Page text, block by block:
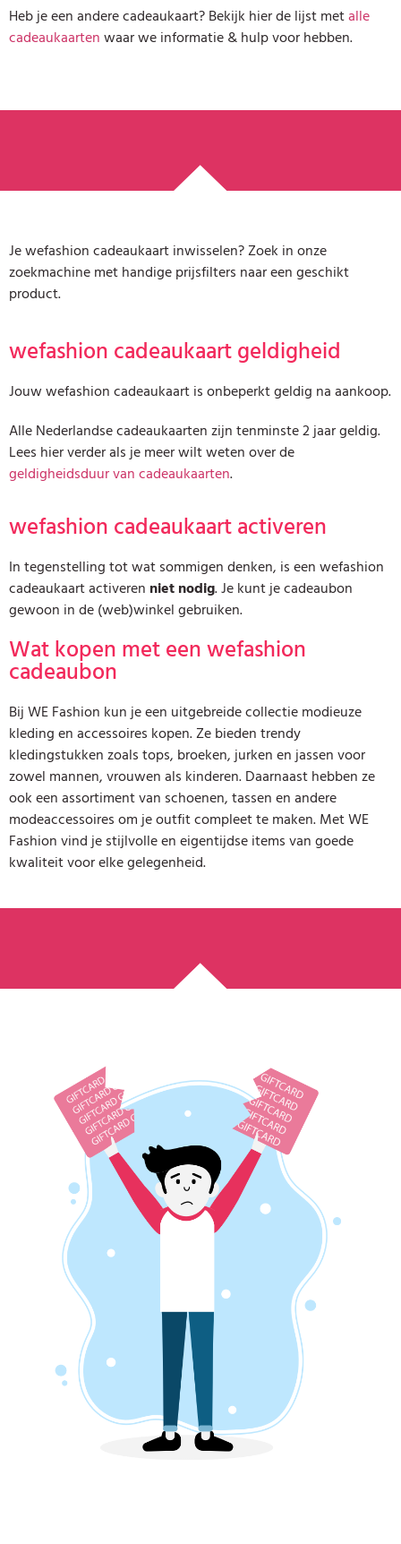
Heb je een andere cadeaukaart? Bekijk hier de lijst metalle
cadeaukaartenwaar we informatie & hulp voor hebben.
Je wefashion cadeaukaart inwisselen? Zoek in onze
zoekmachine met handige prijsfilters naar een geschikt
product.
wefashion cadeaukaart geldigheid
Jouw wefashion cadeaukaart is onbeperkt geldig na aankoop.
Alle Nederlandse cadeaukaarten zijn tenminste 2 jaar geldig.
Lees hier verder als je meer wilt weten over de
geldigheidsduur van cadeaukaarten.
wefashion cadeaukaart activeren
In tegenstelling tot wat sommigen denken, is een wefashion
cadeaukaart activeren niet nodig. Je kunt je cadeaubon
gewoon in de (web)winkel gebruiken.
Wat kopen met een wefashion
cadeaubon
Bij WE Fashion kun je een uitgebreide collectie modieuze
kleding en accessoires kopen. Ze bieden trendy
kledingstukken zoals tops, broeken, jurken en jassen voor
zowel mannen, vrouwen als kinderen. Daarnaast hebben ze
ook een assortiment van schoenen, tassen en andere
modeaccessoires om je outfit compleet te maken. Met WE
Fashion vind je stijlvolle en eigentijdse items van goede
kwaliteit voor elke gelegenheid.